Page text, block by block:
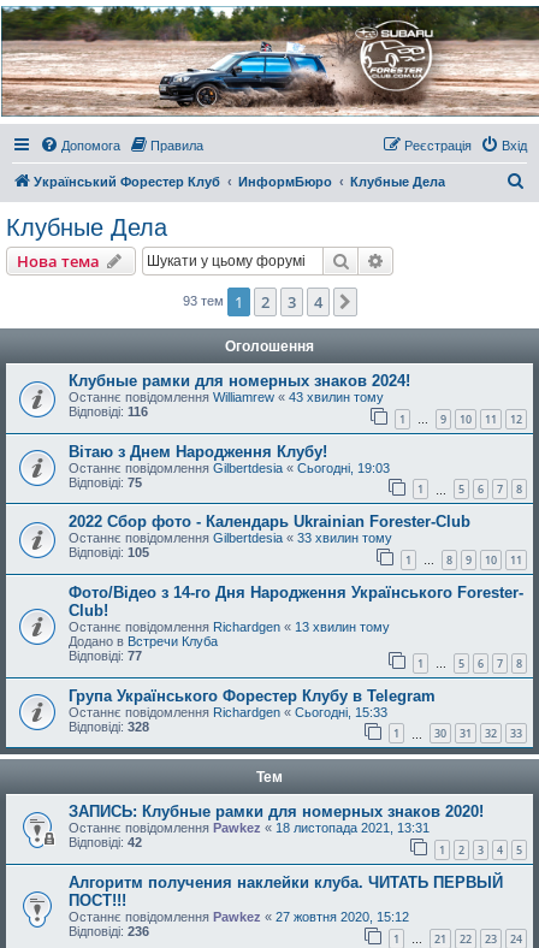
Украинский Форестер
Клуб
Всеукраинский клуб владельцев Subaru Forester. Клубные покатушки на природе и
еженедельные встречи, скидки от партнеров и просто много общения с друзьями.
Присоединяйтесь. Think. Feel. Drive.
Допомога
Правила Вхід
Реєстрація
Український Форестер Клуб ИнформБюро Клубные Дела
Клубные Дела
Нова тема Пошук
93 тем 1 2 3 4
Оголошення
Клубные рамки для номерных знаков 2024!
Останнє повідомлення Williamrew « 43 хвилин тому
Відповіді: 116 1 … 9 10 11 12
Вітаю з Днем Народження Клубу!
Останнє повідомлення Gilbertdesia « Сьогодні, 19:03
Відповіді: 75 1 5 6 7 8
2022 Сбор фото - Календарь Ukrainian Forester-Club
Останнє повідомлення Gilbertdesia « 33 хвилин тому
Відповіді: 105 1 … 8 9 10 11
Фото/Відео з 14-го Дня Народження Українського Forester-
Club!
Останнє повідомлення Richardgen « 13 хвилин тому
Додано в Встречи Клуба
Відповіді: 77 1 … 5 6 7 8
Група Українського Форестер Клубу в Telegram
Останнє повідомлення Richardgen « Сьогодні, 15:33
Відповіді: 328 1 30 31 32 33
Тем
ЗАПИСЬ: Клубные рамки для номерных знаков 2020!
Останнє повідомлення Pawkez « 18 листопада 2021, 13:31
Відповіді: 42 1 2 3 4 5
Алгоритм получения наклейки клуба. ЧИТАТЬ ПЕРВЫЙ
ПОСТ!!!
Останнє повідомлення Pawkez « 27 жовтня 2020, 15:12
Відповіді: 236 1 … 21 22 23 24